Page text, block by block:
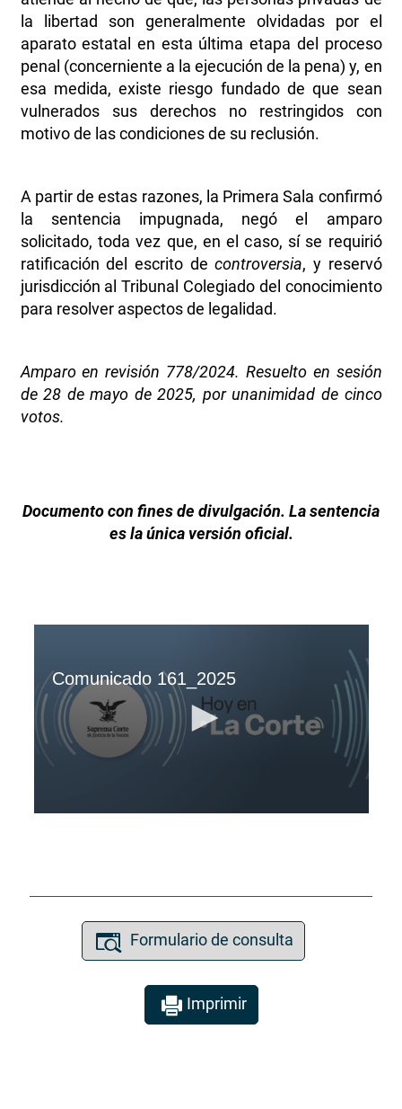
la libertad son generalmente olvidadas por el
aparato estatal en esta última etapa del proceso
penal (concerniente a la ejecución de la pena) y, en
esa medida, existe riesgo fundado de que sean
vulnerados sus derechos no restringidos con
motivo de las condiciones de su reclusión.
A partir de estas razones, la Primera Sala confirmó
la sentencia impugnada, negó el amparo
solicitado, toda vez que, en el caso, sí se requirió
ratificación del escrito decontroversia, y reservó
jurisdicción al Tribunal Colegiado del conocimiento
para resolver aspectos de legalidad.
Amparo en revisión 778/2024. Resuelto en sesión
de 28 de mayo de 2025, por unanimidad de cinco
votos.
Documento con fines de divulgación. La sentencia
es la única versión oficial.
Formulario de consulta
Imprimir